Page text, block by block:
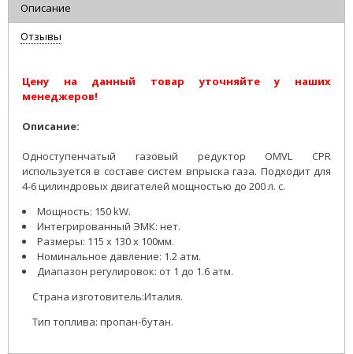
Описание
Отзывы
Цену на данный товар уточняйте у наших
менеджеров!
Описание:
Одноступенчатый газовый редуктор OMVL CPR
используется в составе систем впрыска газа. Подходит для
4-6 цилиндровых двигателей мощностью до 200 л. с.
Мощность: 150 kW.
Интегрированный ЭМК: нет.
Размеры: 115 x 130 x 100мм.
Номинальное давление: 1.2 атм.
Диапазон регулировок: от 1 до 1.6 атм.
Страна изготовитель:Италия.
Тип топлива: пропан-бутан.